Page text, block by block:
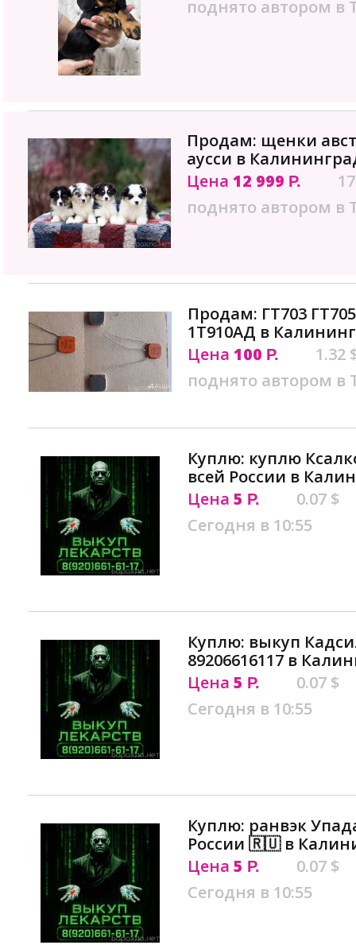
поднято автором в
Продам: щенки
аусси в
Цена 12 999 Р.
поднято автором в
Продам: ГТ703
1Т910АД в
Цена 100 Р.
1.32
поднято автором в
Куплю: куплю
всей России в
Цена 5 Р.
0.07 $
Сегодня в 10:55
Куплю: выкуп
89206616117 в
Цена 5 Р.
0.07 $
Сегодня в 10:55
Куплю: ранвэк
России 🇷🇺 в
Цена 5 Р.
0.07 $
Сегодня в 10:55